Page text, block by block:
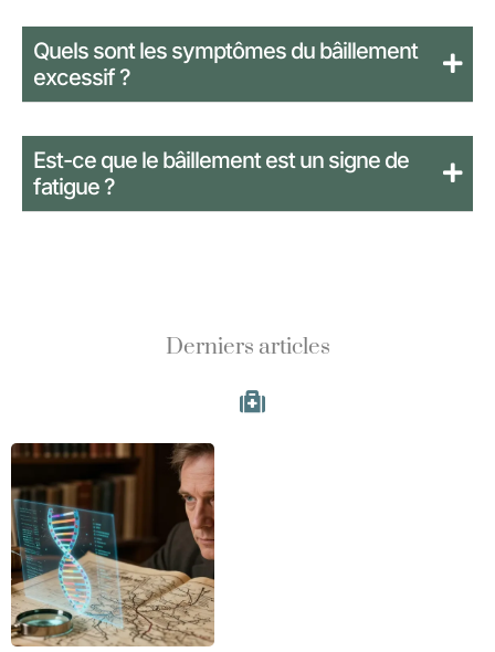
Quels sont les symptômes du bâillement
excessif ?
Est-ce que le bâillement est un signe de
fatigue ?
Derniers articles